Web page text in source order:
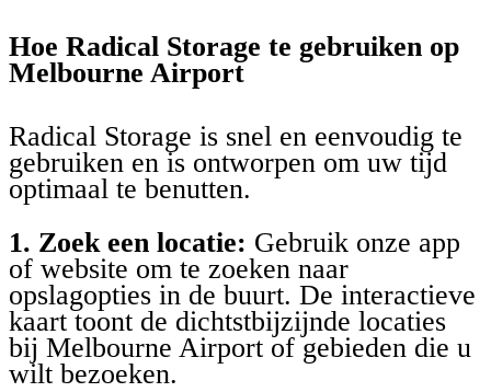
Hoe Radical Storage te gebruiken op
Melbourne Airport
Radical Storage is snel en eenvoudig te
gebruiken en is ontworpen om uw tijd
optimaal te benutten.
1. Zoek een locatie: Gebruik onze app
of website om te zoeken naar
opslagopties in de buurt. De interactieve
kaart toont de dichtstbijzijnde locaties
bij Melbourne Airport of gebieden die u
wilt bezoeken.